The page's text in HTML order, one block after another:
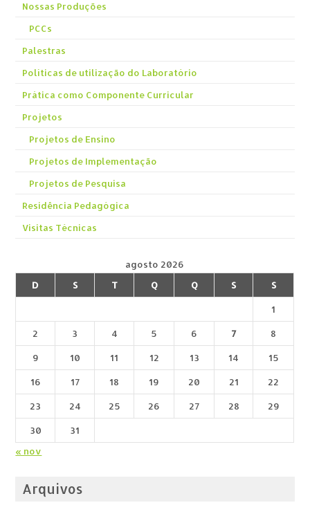
Nossas Produções
PCCs
Palestras
Políticas de utilização do Laboratório
Prática como Componente Curricular
Projetos
Projetos de Ensino
Projetos de Implementação
Projetos de Pesquisa
Residência Pedagógica
Visitas Técnicas
agosto 2026
D
S T Q Q S S
1
2 3 4 5 6 7 8
9 10 11 12 13 14 15
16 17 18 19 20 21 22
23 24 25 26 27 28 29
30
31
« nov
Arquivos